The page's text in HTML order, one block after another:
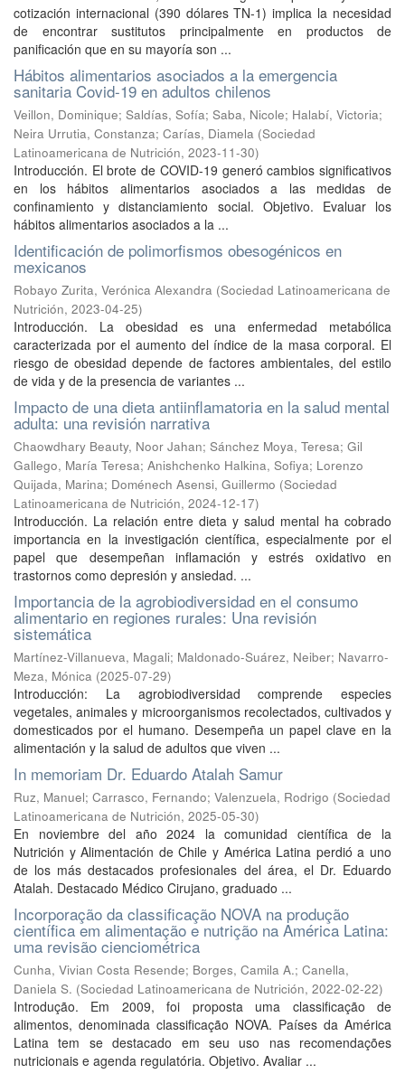
cotización internacional (390 dólares TN-1) implica la necesidad
de encontrar sustitutos principalmente en productos de
panificación que en su mayoría son ...
Hábitos alimentarios asociados a la emergencia
sanitaria Covid-19 en adultos chilenos
Veillon, Dominique; Saldías, Sofía; Saba, Nicole; Halabí, Victoria;
Neira Urrutia, Constanza; Carías, Diamela (Sociedad
Latinoamericana de Nutrición, 2023-11-30)
Introducción. El brote de COVID-19 generó cambios significativos
en los hábitos alimentarios asociados a las medidas de
confinamiento y distanciamiento social. Objetivo. Evaluar los
hábitos alimentarios asociados a la ...
Identificación de polimorfismos obesogénicos en
mexicanos
Robayo Zurita, Verónica Alexandra (Sociedad Latinoamericana de
Nutrición, 2023-04-25)
Introducción. La obesidad es una enfermedad metabólica
caracterizada por el aumento del índice de la masa corporal. El
riesgo de obesidad depende de factores ambientales, del estilo
de vida y de la presencia de variantes ...
Impacto de una dieta antiinflamatoria en la salud mental
adulta: una revisión narrativa
Chaowdhary Beauty, Noor Jahan; Sánchez Moya, Teresa; Gil
Gallego, María Teresa; Anishchenko Halkina, Sofiya; Lorenzo
Quijada, Marina; Doménech Asensi, Guillermo (Sociedad
Latinoamericana de Nutrición, 2024-12-17)
Introducción. La relación entre dieta y salud mental ha cobrado
importancia en la investigación científica, especialmente por el
papel que desempeñan inflamación y estrés oxidativo en
trastornos como depresión y ansiedad. ...
Importancia de la agrobiodiversidad en el consumo
alimentario en regiones rurales: Una revisión
sistemática
Martínez-Villanueva, Magali; Maldonado-Suárez, Neiber; Navarro-
Meza, Mónica (2025-07-29)
Introducción: La agrobiodiversidad comprende especies
vegetales, animales y microorganismos recolectados, cultivados y
domesticados por el humano. Desempeña un papel clave en la
alimentación y la salud de adultos que viven ...
In memoriam Dr. Eduardo Atalah Samur
Ruz, Manuel; Carrasco, Fernando; Valenzuela, Rodrigo (Sociedad
Latinoamericana de Nutrición, 2025-05-30)
En noviembre del año 2024 la comunidad científica de la
Nutrición y Alimentación de Chile y América Latina perdió a uno
de los más destacados profesionales del área, el Dr. Eduardo
Atalah. Destacado Médico Cirujano, graduado ...
Incorporação da classificação NOVA na produção
científica em alimentação e nutrição na América Latina:
uma revisão cienciométrica
Cunha, Vivian Costa Resende; Borges, Camila A.; Canella,
Daniela S. (Sociedad Latinoamericana de Nutrición, 2022-02-22)
Introdução. Em 2009, foi proposta uma classificação de
alimentos, denominada classificação NOVA. Países da América
Latina tem se destacado em seu uso nas recomendações
nutricionais e agenda regulatória. Objetivo. Avaliar ...